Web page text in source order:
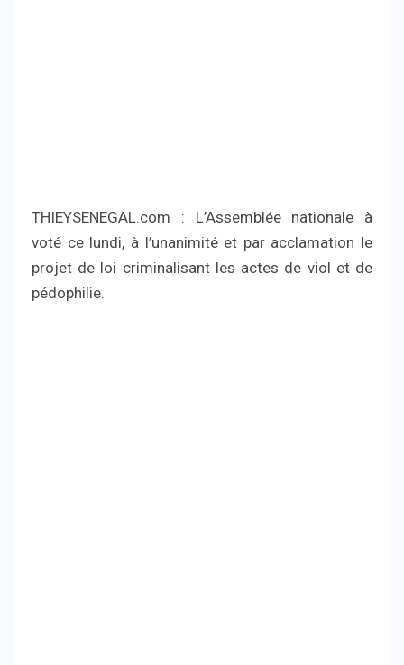
THIEYSENEGAL.com : L’Assemblée nationale à
voté ce lundi, à l’unanimité et par acclamation le
projet de loi criminalisant les actes de viol et de
pédophilie.